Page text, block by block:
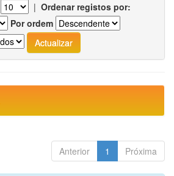
| Ordenar registos por:
Por ordem
Anterior 1 Próxima